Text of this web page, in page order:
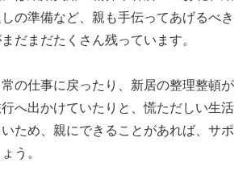
の準備など、親も手伝ってあげるべき
だまだたくさん残っています。
の仕事に戻ったり、新居の整理整頓が
へ出かけていたりと、慌ただしい生活
ため、親にできることがあれば、サポ
う。